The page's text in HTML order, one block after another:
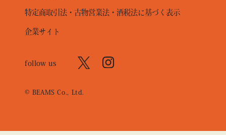
特定商取引法・古物営業法・酒税法に基づく表示
企業サイト
follow us
© BEAMS Co., Ltd.